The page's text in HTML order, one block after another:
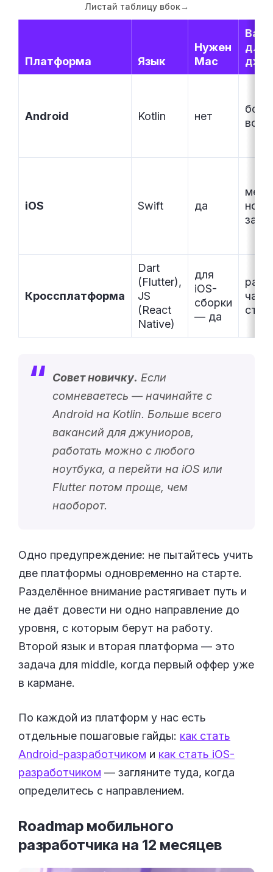
Листай таблицу вбок→
Платформа Язык
Нужен
Mac
для
Android Kotlin нет
iOS Swift да
но
Кроссплатформа
Dart
(Flutter),
JS
(React
Native)
для
iOS-
сборки
— да
Совет новичку. Если
сомневаетесь — начинайте с
Android на Kotlin. Больше всего
вакансий для джуниоров,
работать можно с любого
ноутбука, а перейти на iOS или
Flutter потом проще, чем
наоборот.
Одно предупреждение: не пытайтесь учить
две платформы одновременно на старте.
Разделённое внимание растягивает путь и
не даёт довести ни одно направление до
уровня, с которым берут на работу.
Второй язык и вторая платформа — это
задача для middle, когда первый оффер уже
в кармане.
По каждой из платформ у нас есть
отдельные пошаговые гайды: как стать
Android-разработчиком и как стать iOS-
разработчиком — загляните туда, когда
определитесь с направлением.
Roadmap мобильного
разработчика на 12 месяцев